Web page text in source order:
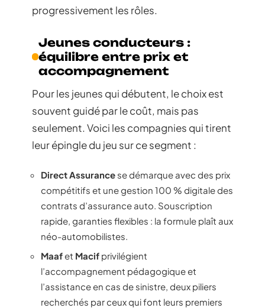
progressivement les rôles.
Jeunes conducteurs :
équilibre entre prix et
accompagnement
Pour les jeunes qui débutent, le choix est
souvent guidé par le coût, mais pas
seulement. Voici les compagnies qui tirent
leur épingle du jeu sur ce segment :
Direct Assurance se démarque avec des prix
compétitifs et une gestion 100 % digitale des
contrats d’assurance auto. Souscription
rapide, garanties flexibles : la formule plaît aux
néo-automobilistes.
Maafet Macif privilégient
l’accompagnement pédagogique et
l’assistance en cas de sinistre, deux piliers
recherchés par ceux qui font leurs premiers